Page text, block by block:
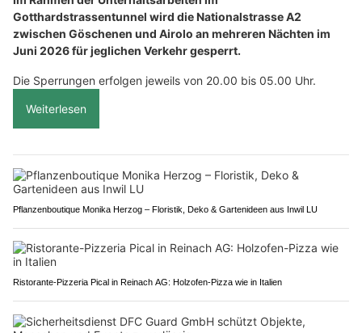
Gotthardstrassentunnel wird die Nationalstrasse A2
zwischen Göschenen und Airolo an mehreren Nächten im
Juni 2026 für jeglichen Verkehr gesperrt.
Die Sperrungen erfolgen jeweils von 20.00 bis 05.00 Uhr.
Weiterlesen
Pflanzenboutique Monika Herzog – Floristik, Deko & Gartenideen aus Inwil LU
Ristorante-Pizzeria Pical in Reinach AG: Holzofen-Pizza wie in Italien